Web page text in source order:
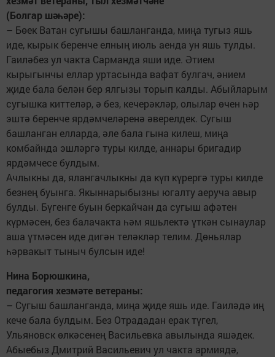
(Болгар шәһәре):
– Бөек Ватан сугышы башланганда, миңа тугыз яшь
иде, кырык беренче елның июль аенда ун яшь тулды.
Гаиләбез ул чакта Сарманда яши иде. Әтием
кырыгынчы еллар уртасында вафат булгач, әнием
җиде бала белән бер ялгызы торып калды. Абыйларым
сугышка киттеләр, ә без, кечерәкләр, олылар өчен һәр
эштә беренче ярдәмчеләренә әверелдек. Сугыш
башланган елларда, әле бала гына килеш, миңа
комбайнда эшләргә туры килде, аннары бригадир
ярдәмчесе булдым.
Ачлыкны да, ялангачлыкны да күп күрергә туры килде
безнең буынга. Якыннарыбызны югалту аеруча авыр
булды. Бүгенге буын беркайчан да сугыш афәтен
күрмәсен, без балачакта һәм яшьлектә үткән сынаулар
аша үтмәсен иде дигән теләкләр телим. Дөньялар
һәрвакыт тыныч булсын иде!
Нина Борюшкина,
педагогия хезмәте ветераны:
– Сугыш башланганда, миңа җиде яшь иде. Гаиләдә иң
кече бала булдым. Без Отрададан ерак түгел,
Ульяновск өлкәсенең Васильевка авылында яшәдек.
Абыебыз Дмитрий Васильевич ул чакта армиядә,